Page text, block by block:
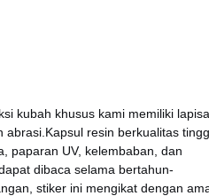
kubah khusus kami memiliki
resin berkualitas
paparan UV, kelembaban, dan
dibaca selama bertahun-
stiker ini mengikat dengan